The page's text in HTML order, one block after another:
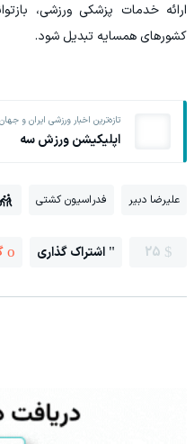
ارائه خدمات پزشکی ورزشی،
کشورهای همسایه تبدیل شود.
تازه‌ترین اخبار ورزشی ایران و
اپلیکیشن ورزش سه
علیرضا دبیر فدراسیون کشتی
25 اشتراک گذاری